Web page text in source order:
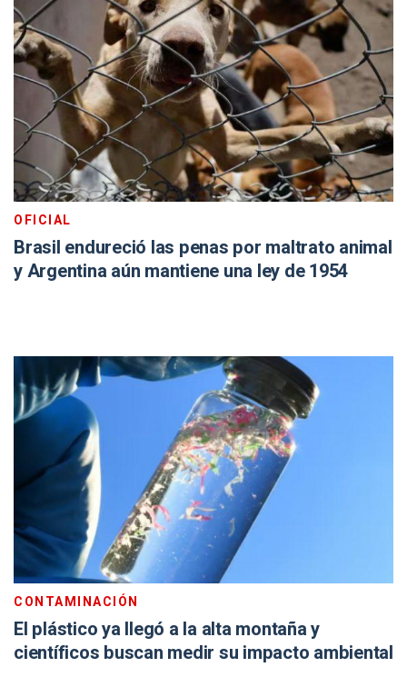
OFICIAL
Brasil endureció las penas por maltrato animal
y Argentina aún mantiene una ley de 1954
CONTAMINACIÓN
El plástico ya llegó a la alta montaña y
científicos buscan medir su impacto ambiental